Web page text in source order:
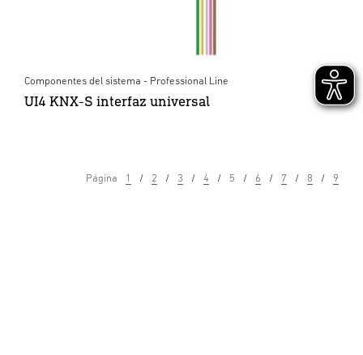
Componentes del sistema - Professional Line
UI4 KNX-S interfaz universal
Página 1 2 3 4 5 6 7 8 9